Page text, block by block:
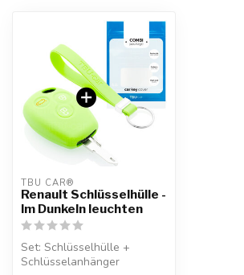
TBU CAR®
Renault Schlüsselhülle -
Im Dunkeln leuchten
Set: Schlüsselhülle +
Schlüsselanhänger